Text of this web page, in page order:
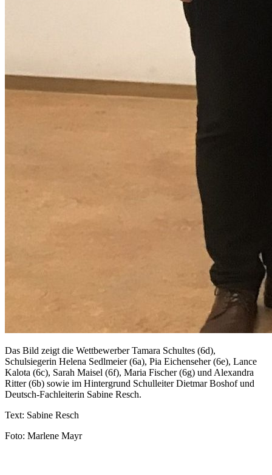
Das Bild zeigt die Wettbewerber Tamara Schultes (6d),
Schulsiegerin Helena Sedlmeier (6a), Pia Eichenseher (6e), Lance
Kalota (6c), Sarah Maisel (6f), Maria Fischer (6g) und Alexandra
Ritter (6b) sowie im Hintergrund Schulleiter Dietmar Boshof und
Deutsch-Fachleiterin Sabine Resch.
Text: Sabine Resch
Foto: Marlene Mayr